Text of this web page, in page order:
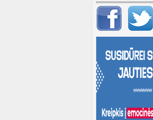
Svarbių įrašų